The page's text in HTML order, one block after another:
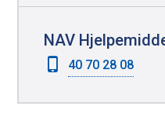
NAV
40 70 28 08